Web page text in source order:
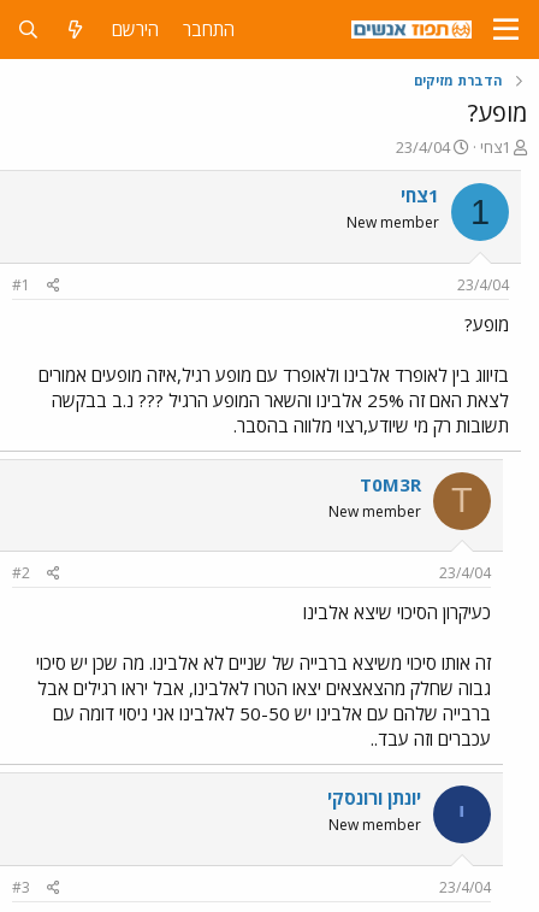
התחבר הירשם
הדברת מזיקים
מופע?
פ
ו
ת
ח
ה
ש
א
1צחי
פ
ו
23/4/04
1 1צחי
New member
23/4/04
#1
מופע?
בזיווג בין לאופרד אלבינו ולאופרד עם מופע רגיל,איזה מופעים אמורים
לצאת האם זה 25% אלבינו והשאר המופע הרגיל ??? נ.ב בבקשה
תשובות רק מי שיודע,רצוי מלווה בהסבר.
T
T0M3R
New member
23/4/04
#2
כעיקרון הסיכוי שיצא אלבינו
זה אותו סיכוי משיצא ברבייה של שניים לא אלבינו. מה שכן יש סיכוי
גבוה שחלק מהצאצאים יצאו הטרו לאלבינו, אבל יראו רגילים אבל
ברבייה שלהם עם אלבינו יש 50-50 לאלבינו אני ניסוי דומה עם
עכברים וזה עבד..
י יונתן ורונסקי
New member
23/4/04
#3